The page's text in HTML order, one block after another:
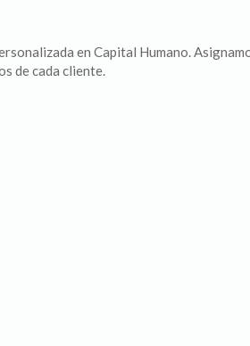
en Capital Humano.
de cada cliente.